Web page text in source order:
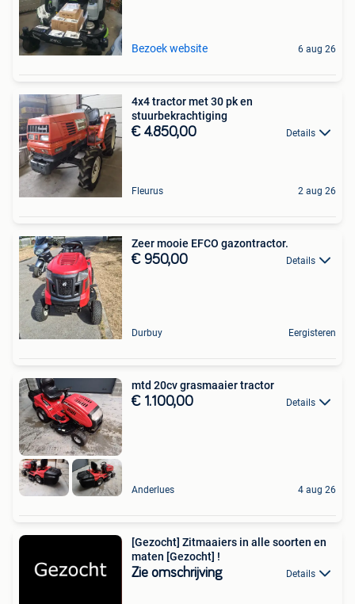
Bezoek website 6 aug 26
4x4 tractor met 30 pk en
stuurbekrachtiging
€ 4.850,00 Details
Fleurus 2 aug 26
Zeer mooie EFCO gazontractor.
€ 950,00 Details
Durbuy Eergisteren
mtd 20cv grasmaaier tractor
€ 1.100,00 Details
Anderlues 4 aug 26
[Gezocht] Zitmaaiers in alle soorten en
maten [Gezocht] !
Zie omschrijving Details